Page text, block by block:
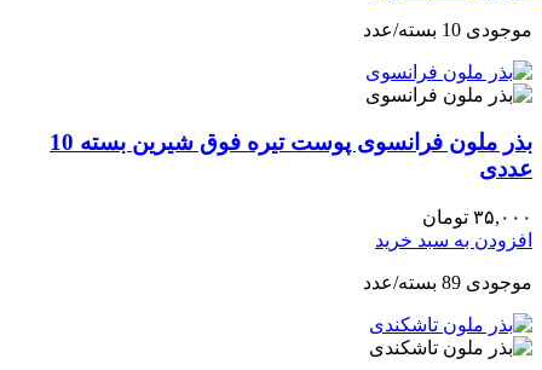
موجودی 10 بسته/عدد
بذر ملون فرانسوی پوست تیره فوق شیرین بسته 10
عددی
۳۵,۰۰۰ تومان
افزودن به سبد خرید
موجودی 89 بسته/عدد